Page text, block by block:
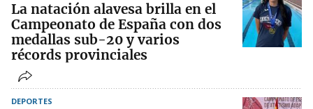
La natación alavesa brilla en el
Campeonato de España con dos
medallas sub-20 y varios
récords provinciales
DEPORTES